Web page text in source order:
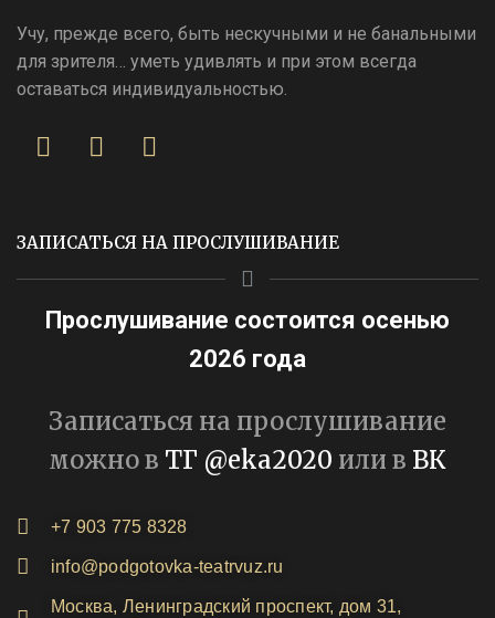
Учу, прежде всего, быть нескучными и не банальными
для зрителя… уметь удивлять и при этом всегда
оставаться индивидуальностью.
ЗАПИСАТЬСЯ НА ПРОСЛУШИВАНИЕ
Прослушивание состоится осенью
2026 года
Записаться на прослушивание
можно в ТГ @eka2020 или в ВК
+7 903 775 8328
info@podgotovka-teatrvuz.ru
Москва, Ленинградский проспект, дом 31,